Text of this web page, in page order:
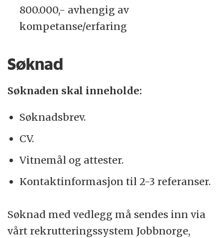
800.000,- avhengig av
kompetanse/erfaring
Søknad
Søknaden skal inneholde:
Søknadsbrev.
CV.
Vitnemål og attester.
Kontaktinformasjon til 2-3 referanser.
Søknad med vedlegg må sendes inn via
vårt rekrutteringssystem Jobbnorge,